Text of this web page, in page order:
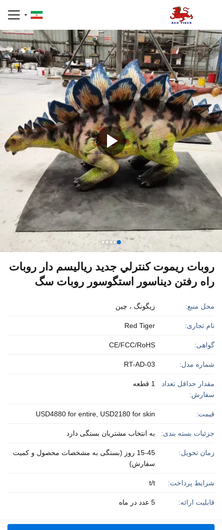
روبات ريموت کنترلي جديد رياليسم دار روبات
راه رفتن ديناسور استگوسور روبات سگ
محل منبع: زیگونگ ، چین
نام تجاری: Red Tiger
گواهی: CE/FCC/RoHS
شماره مدل: RT-AD-03
مقدار حداقل تعداد
سفارش:
1 قطعه
قیمت: USD4880 for entire, USD2180 for skin
جزئیات بسته بندی: به انتخاب مشتریان بستگی دارد
زمان تحویل:
15-45 روز (بستگی به مشخصات محصول و کمیت
سفارش)
شرایط پرداخت: t/t
قابلیت ارائه: 5 عدد در ماه